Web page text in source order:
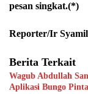
pesan singkat.(*)
Reporter/Ir Syamil
Berita Terkait
Wagub Abdullah
Aplikasi Bungo